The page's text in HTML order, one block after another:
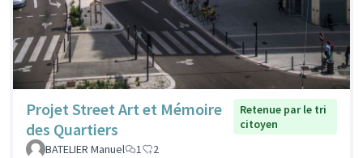
Projet Street Art et Mémoire
des Quartiers
Retenue par le tri
citoyen
BATELIER Manuel
1 2